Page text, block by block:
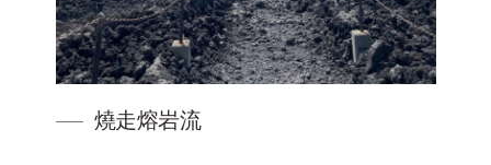
燒走熔岩流